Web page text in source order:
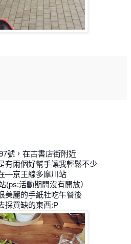
號，在古書店街附近
有兩個好幫手讓我輕鬆不少
—京王線多摩川站
活動期間沒有開放）
美麗的手紙社吃午餐後
採買缺的東西:P